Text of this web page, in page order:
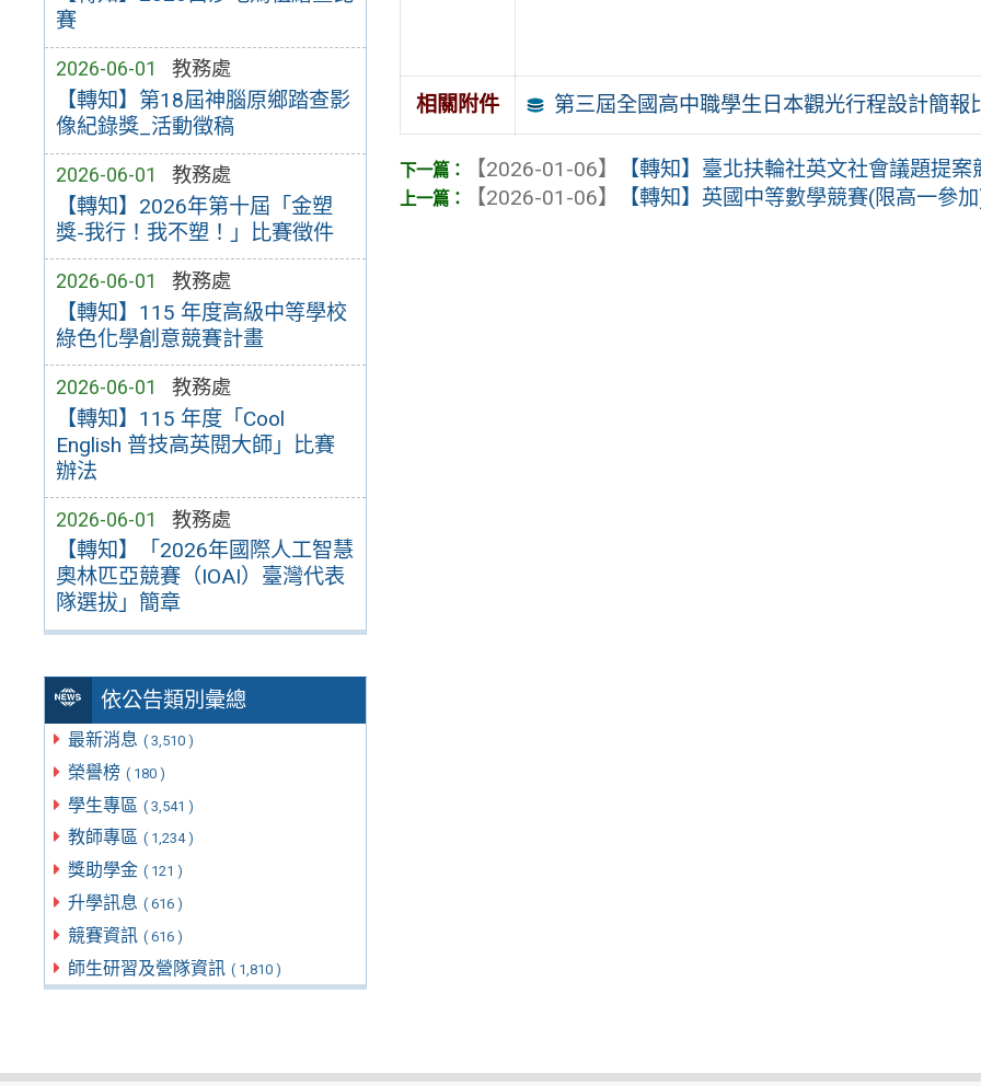
賽
2026-06-01 教務處
【轉知】第18屆神腦原鄉踏查影
像紀錄獎_活動徵稿
2026-06-01 教務處
【轉知】2026年第十屆「金塑
獎-我行！我不塑！」比賽徵件
2026-06-01 教務處
【轉知】115 年度高級中等學校
綠色化學創意競賽計畫
2026-06-01 教務處
【轉知】115 年度「Cool
English 普技高英閱大師」比賽
辦法
2026-06-01 教務處
【轉知】「2026年國際人工智慧
奧林匹亞競賽（IOAI）臺灣代表
隊選拔」簡章
依公告類別彙總
最新消息 ( 3,510 )
榮譽榜 ( 180 )
學生專區 ( 3,541 )
教師專區 ( 1,234 )
獎助學金 ( 121 )
升學訊息 ( 616 )
競賽資訊 ( 616 )
師生研習及營隊資訊 ( 1,810 )
相關附件 第三屆全國高中職學生日本觀光行程設計簡報
【2026-01-06】
【轉知】臺北扶輪社英文社會議題提案
【2026-01-06】
【轉知】英國中等數學競賽(限高一參